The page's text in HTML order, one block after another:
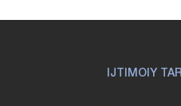
IJTIMOIY